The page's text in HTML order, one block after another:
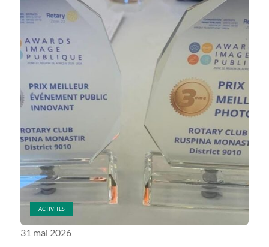
Historique
Pour
Rotary
Club
Monastir
!
ACTIVITÉS
31 mai 2026